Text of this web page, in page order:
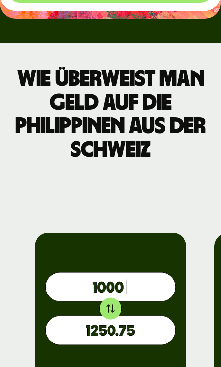
Wie überweist man
Geld auf die
Philippinen aus der
Schweiz